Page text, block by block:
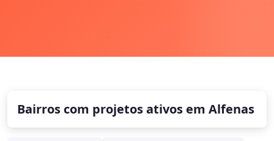
Bairros com projetos ativos em Alfenas